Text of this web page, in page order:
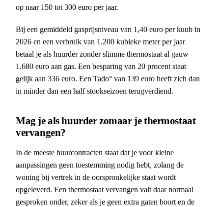
op naar 150 tot 300 euro per jaar.
Bij een gemiddeld gasprijsniveau van 1,40 euro per kuub in
2026 en een verbruik van 1.200 kubieke meter per jaar
betaal je als huurder zonder slimme thermostaat al gauw
1.680 euro aan gas. Een besparing van 20 procent staat
gelijk aan 336 euro. Een Tado° van 139 euro heeft zich dan
in minder dan een half stookseizoen terugverdiend.
Mag je als huurder zomaar je thermostaat
vervangen?
In de meeste huurcontracten staat dat je voor kleine
aanpassingen geen toestemming nodig hebt, zolang de
woning bij vertrek in de oorspronkelijke staat wordt
opgeleverd. Een thermostaat vervangen valt daar normaal
gesproken onder, zeker als je geen extra gaten boort en de